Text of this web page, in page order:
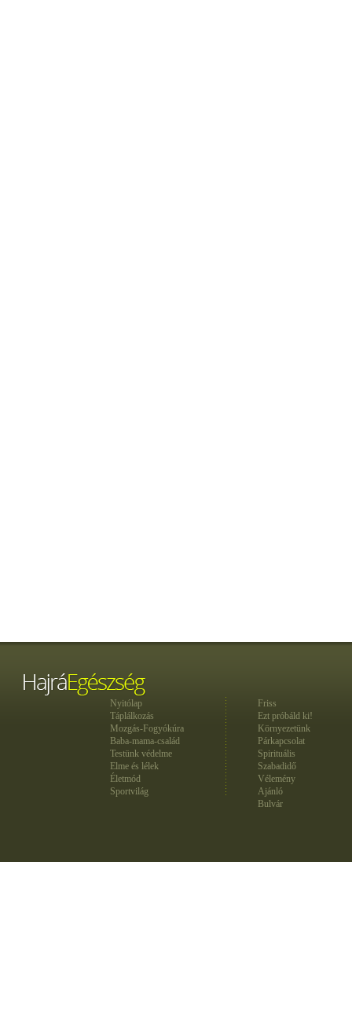
Nyitólap
Táplálkozás
Mozgás-Fogyókúra
Baba-mama-család
Testünk védelme
Elme és lélek
Életmód
Sportvilág
Friss
Ezt próbáld ki!
Környezetünk
Párkapcsolat
Spirituális
Szabadidő
Vélemény
Ajánló
Bulvár